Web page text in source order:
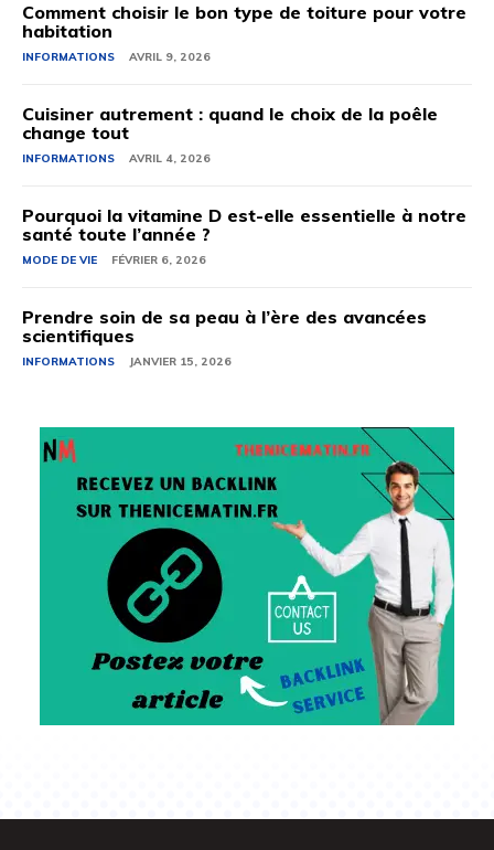
Comment choisir le bon type de toiture pour votre
habitation
INFORMATIONS AVRIL 9, 2026
Cuisiner autrement : quand le choix de la poêle
change tout
INFORMATIONS AVRIL 4, 2026
Pourquoi la vitamine D est-elle essentielle à notre
santé toute l’année ?
MODE DE VIE FÉVRIER 6, 2026
Prendre soin de sa peau à l’ère des avancées
scientifiques
INFORMATIONS JANVIER 15, 2026